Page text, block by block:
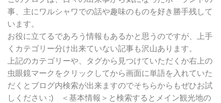
検
索
事、主にワルシャワでの話や趣味のものを好き勝手残して
います。
お役に立てるであろう情報もあるかと思うのですが、上手
くカテゴリー分け出来ていない記事も沢山あります。
上記のカテゴリーや、タグから見つけていただくか右上の
虫眼鏡マークをクリックしてから画面に単語を入れていた
だくとブログ内検索が出来ますのでそちらからもぜひお試
しください :) ＜基本情報＞と検索するとメイン観光地の